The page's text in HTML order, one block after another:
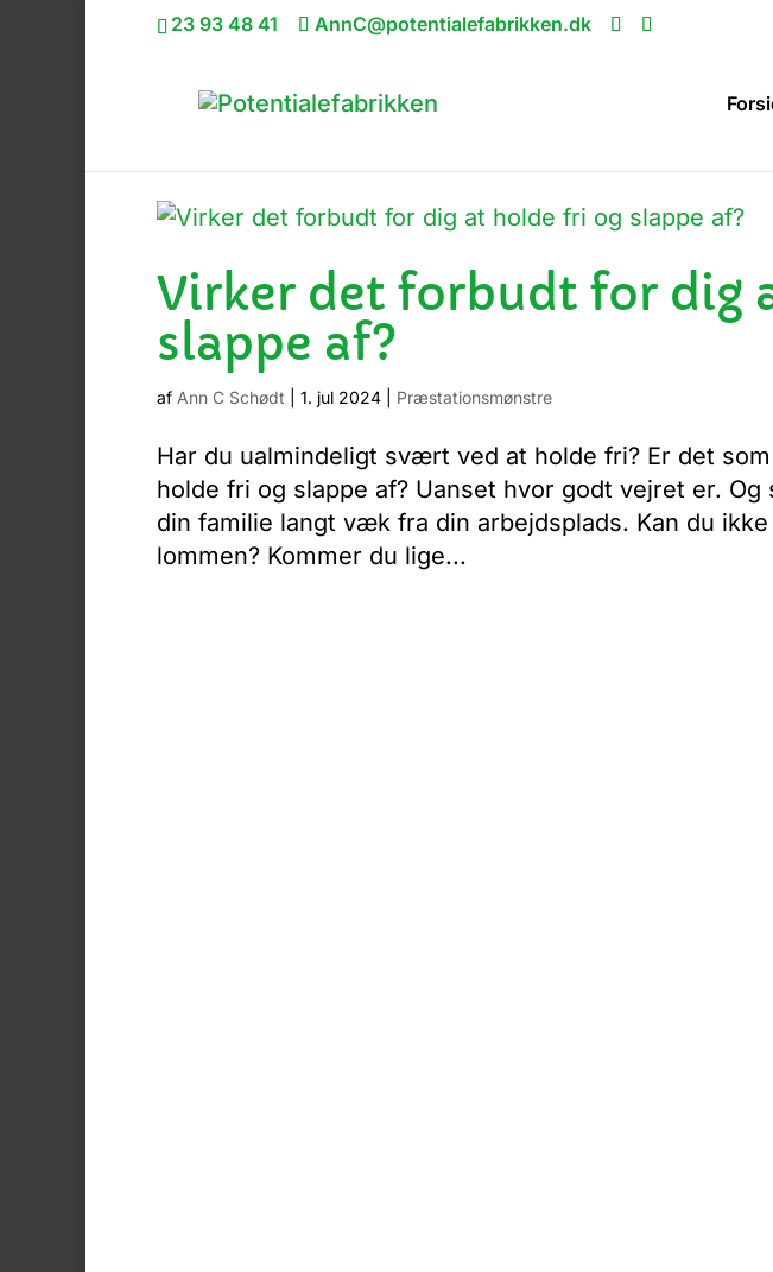
23 93 48 41 AnnC@potentialefabrikken.dk
Virker det forbudt for dig
slappe af?
af Ann C Schødt 1. jul 2024 Præstationsmønstre
Har du ualmindeligt svært ved at holde fri? Er det
holde fri og slappe af? Uanset hvor godt vejret er.
din familie langt væk fra din arbejdsplads. Kan du
lommen? Kommer du lige...